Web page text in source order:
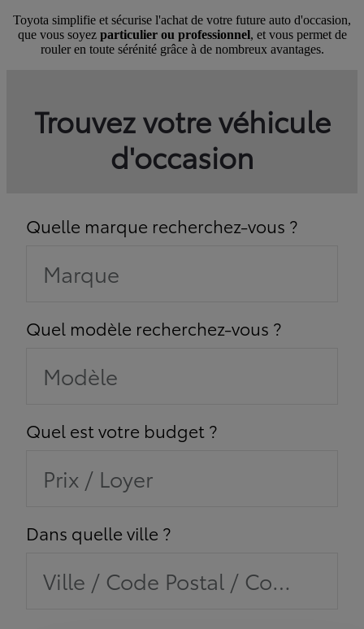
Toyota simplifie et sécurise l'achat de votre future auto d'occasion,
que vous soyez particulier ou professionnel, et vous permet de
rouler en toute sérénité grâce à de nombreux avantages.
Trouvez votre véhicule
d'occasion
Quelle marque recherchez-vous ?
Marque
Quel modèle recherchez-vous ?
Modèle
Quel est votre budget ?
Prix / Loyer
Dans quelle ville ?
Ville / Code Postal / Concession